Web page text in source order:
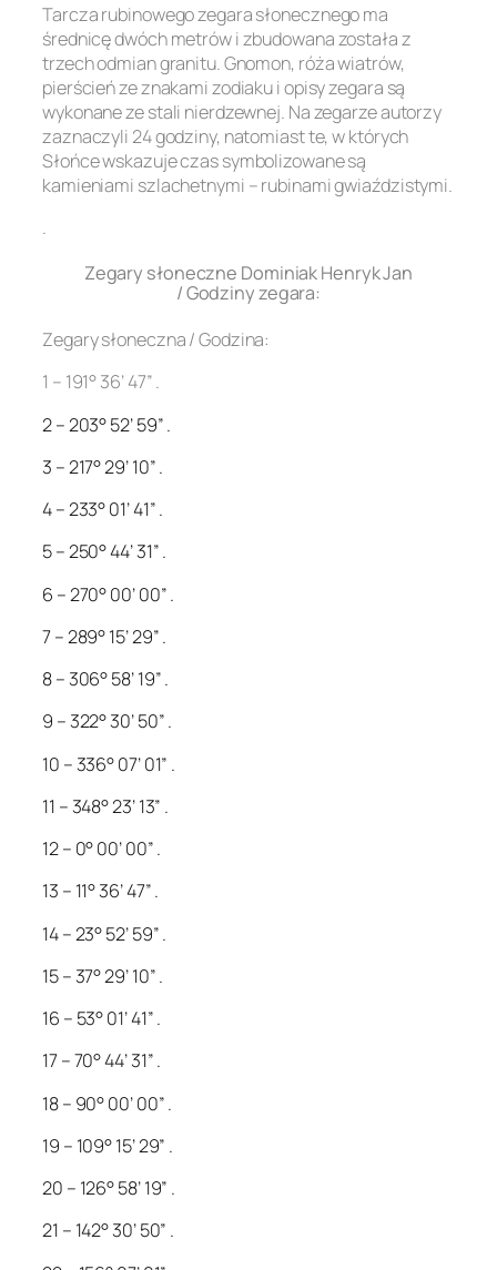
Tarcza rubinowego zegara słonecznego ma
średnicę dwóch metrów i zbudowana została z
trzech odmian granitu. Gnomon, róża wiatrów,
pierścień ze znakami zodiaku i opisy zegara są
wykonane ze stali nierdzewnej. Na zegarze autorzy
zaznaczyli 24 godziny, natomiast te, w których
Słońce wskazuje czas symbolizowane są
kamieniami szlachetnymi – rubinami gwiaździstymi.
.
Zegary słoneczne Dominiak Henryk Jan
/ Godziny zegara:
Zegary słoneczna / Godzina:
1 – 191° 36’ 47” .
2 – 203° 52’ 59” .
3 – 217° 29’ 10” .
4 – 233° 01’ 41” .
5 – 250° 44’ 31” .
6 – 270° 00’ 00” .
7 – 289° 15’ 29” .
8 – 306° 58’ 19” .
9 – 322° 30’ 50” .
10 – 336° 07’ 01” .
11 – 348° 23’ 13” .
12 – 0° 00’ 00” .
13 – 11° 36’ 47” .
14 – 23° 52’ 59” .
15 – 37° 29’ 10” .
16 – 53° 01’ 41” .
17 – 70° 44’ 31” .
18 – 90° 00’ 00” .
19 – 109° 15’ 29” .
20 – 126° 58’ 19” .
21 – 142° 30’ 50” .